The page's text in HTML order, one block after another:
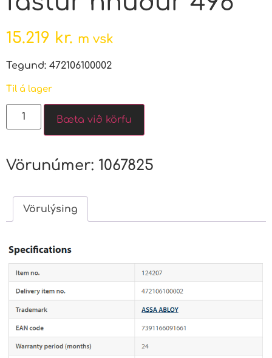
15.219 kr. m vsk
Tegund: 472106100002
Til á lager
Bæta við körfu
Vörunúmer: 1067825
Vörulýsing